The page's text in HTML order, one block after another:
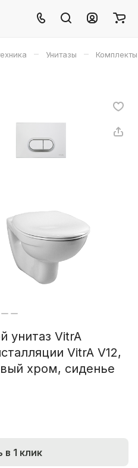
– Унитазы –
унитаз VitrA
VitrA V12,
хром, сиденье
в 1 клик